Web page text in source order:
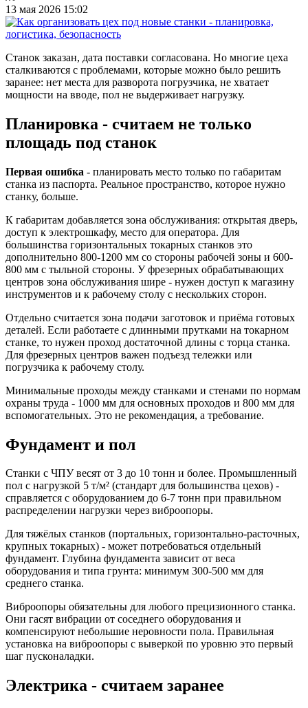
13 мая 2026 15:02
Станок заказан, дата поставки согласована. Но многие цеха
сталкиваются с проблемами, которые можно было решить
заранее: нет места для разворота погрузчика, не хватает
мощности на вводе, пол не выдерживает нагрузку.
Планировка - считаем не только
площадь под станок
Первая ошибка - планировать место только по габаритам
станка из паспорта. Реальное пространство, которое нужно
станку, больше.
К габаритам добавляется зона обслуживания: открытая дверь,
доступ к электрошкафу, место для оператора. Для
большинства горизонтальных токарных станков это
дополнительно 800-1200 мм со стороны рабочей зоны и 600-
800 мм с тыльной стороны. У фрезерных обрабатывающих
центров зона обслуживания шире - нужен доступ к магазину
инструментов и к рабочему столу с нескольких сторон.
Отдельно считается зона подачи заготовок и приёма готовых
деталей. Если работаете с длинными прутками на токарном
станке, то нужен проход достаточной длины с торца станка.
Для фрезерных центров важен подъезд тележки или
погрузчика к рабочему столу.
Минимальные проходы между станками и стенами по нормам
охраны труда - 1000 мм для основных проходов и 800 мм для
вспомогательных. Это не рекомендация, а требование.
Фундамент и пол
Станки с ЧПУ весят от 3 до 10 тонн и более. Промышленный
пол с нагрузкой 5 т/м² (стандарт для большинства цехов) -
справляется с оборудованием до 6-7 тонн при правильном
распределении нагрузки через виброопоры.
Для тяжёлых станков (портальных, горизонтально-расточных,
крупных токарных) - может потребоваться отдельный
фундамент. Глубина фундамента зависит от веса
оборудования и типа грунта: минимум 300-500 мм для
среднего станка.
Виброопоры обязательны для любого прецизионного станка.
Они гасят вибрации от соседнего оборудования и
компенсируют небольшие неровности пола. Правильная
установка на виброопоры с выверкой по уровню это первый
шаг пусконаладки.
Электрика - считаем заранее